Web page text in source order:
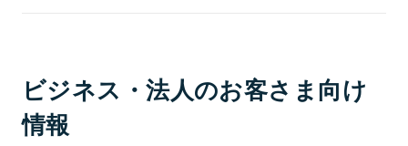
ビジネス・法人のお客さま向け
情報